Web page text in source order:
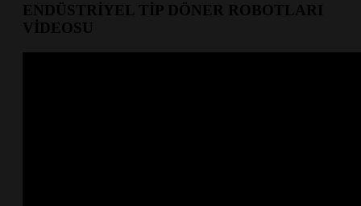
ENDÜSTRİYEL TİP DÖNER ROBOTLARI
VİDEOSU